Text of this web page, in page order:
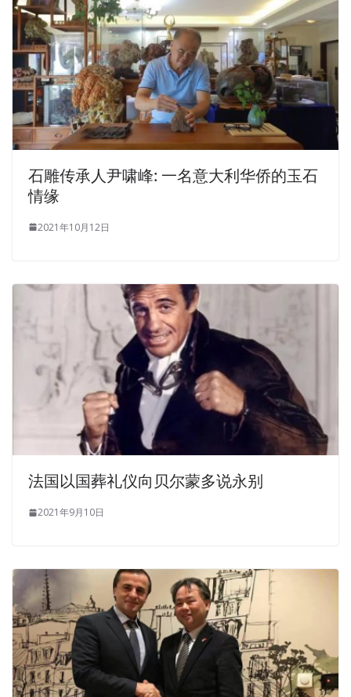
石雕传承人尹啸峰: 一名意大利华侨的玉石
情缘
2021年10月12日
法国以国葬礼仪向贝尔蒙多说永别
2021年9月10日